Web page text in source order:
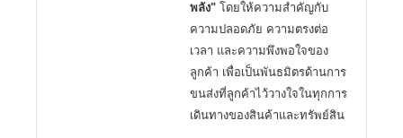
พลัง" โดยให้ความสำคัญกับ
ความปลอดภัย ความตรงต่อ
เวลา และความพึงพอใจของ
ลูกค้า เพื่อเป็นพันธมิตรด้านการ
ขนส่งที่ลูกค้าไว้วางใจในทุกการ
เดินทางของสินค้าและทรัพย์สิน